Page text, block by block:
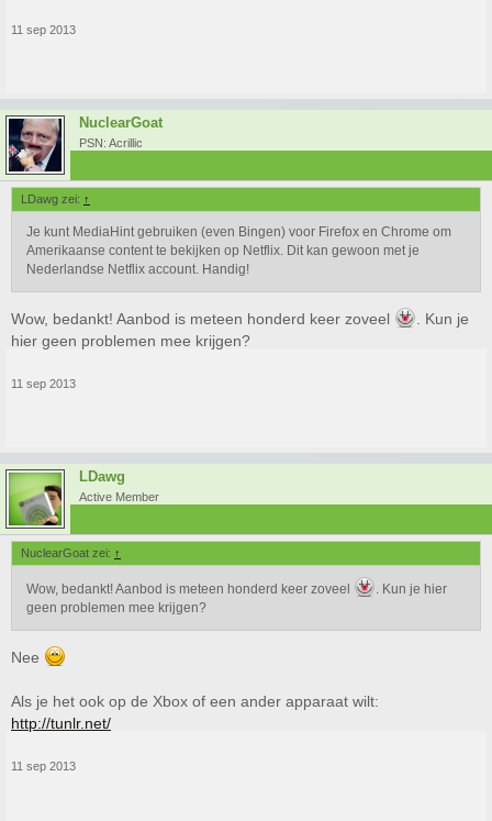
11 sep 2013
NuclearGoat
PSN: Acrillic
LDawg zei: ↑
Je kunt MediaHint gebruiken (even Bingen) voor Firefox en Chrome om
Amerikaanse content te bekijken op Netflix. Dit kan gewoon met je
Nederlandse Netflix account. Handig!
Wow, bedankt! Aanbod is meteen honderd keer zoveel
. Kun je
hier geen problemen mee krijgen?
11 sep 2013
LDawg
Active Member
NuclearGoat zei: ↑
Wow, bedankt! Aanbod is meteen honderd keer zoveel
. Kun je hier
geen problemen mee krijgen?
Nee
Als je het ook op de Xbox of een ander apparaat wilt:
http://tunlr.net/
11 sep 2013